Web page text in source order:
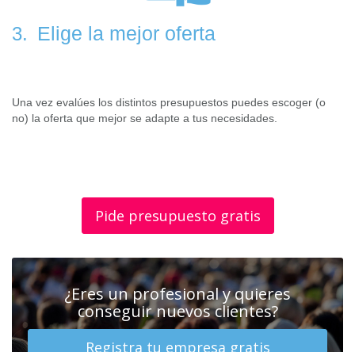
3. Elige la mejor oferta
Una vez evalúes los distintos presupuestos puedes escoger (o
no) la oferta que mejor se adapte a tus necesidades.
Pide presupuesto gratis
¿Eres un profesional y quieres
conseguir nuevos clientes?
Registra tu empresa gratis